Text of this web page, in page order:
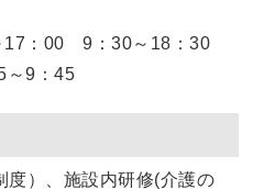
：00 9：30～18：30
9：45
度）、施設内研修(介護の